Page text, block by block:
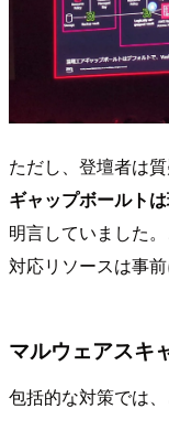
ただし、登壇者は
ギャップボールト
明言していました
対応リソースは事
マルウェアスキ
包括的な対策では